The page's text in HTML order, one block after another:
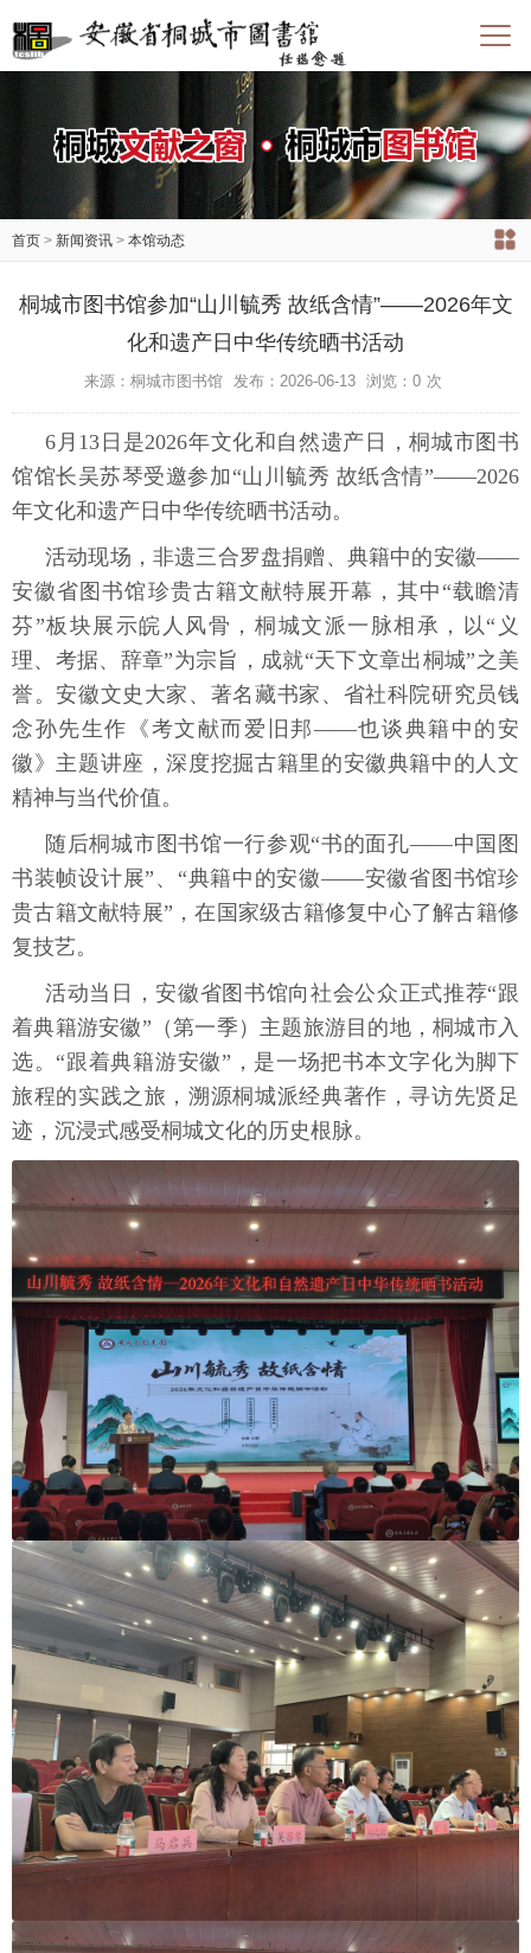
首页 > 新闻资讯 > 本馆动态
桐城市图书馆参加“山川毓秀 故纸含情”——2026年文
化和遗产日中华传统晒书活动
来源：桐城市图书馆 发布：2026-06-13 浏览： 0 次
6月13日是2026年文化和自然遗产日，桐城市图书
馆馆长吴苏琴受邀参加“山川毓秀 故纸含情”——2026
年文化和遗产日中华传统晒书活动。
活动现场，非遗三合罗盘捐赠‌、典籍中的安徽——
安徽省图书馆珍贵古籍文献特展开幕，其中“载瞻清
芬”板块展示皖人风骨，桐城文派一脉相承，以“义
理、考据、辞章”为宗旨，成就“天下文章出桐城”之美
誉。安徽文史大家、著名藏书家、省社科院研究员钱
念孙先生作《考文献而爱旧邦——也谈典籍中的安
徽》主题讲座，深度挖掘古籍里的安徽典籍中的人文
精神与当代价值。
随后桐城市图书馆一行参观“书的面孔——中国图
书装帧设计展”、“典籍中的安徽——安徽省图书馆珍
贵古籍文献特展”，在国家级古籍修复中心了解古籍修
复技艺。
活动当日，安徽省图书馆向社会公众正式推荐“跟
着典籍游安徽”（第一季）主题旅游目的地，桐城市入
选。“跟着典籍游安徽”，是一场把书本文字化为脚下
旅程的实践之旅，溯源桐城派经典著作，寻访先贤足
迹，沉浸式感受桐城文化的历史根脉。